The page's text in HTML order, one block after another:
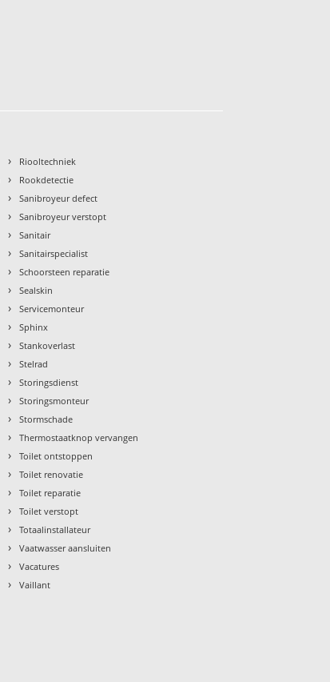
› Riooltechniek
› Rookdetectie
› Sanibroyeur defect
› Sanibroyeur verstopt
› Sanitair
› Sanitairspecialist
› Schoorsteen reparatie
› Sealskin
› Servicemonteur
› Sphinx
› Stankoverlast
› Stelrad
› Storingsdienst
› Storingsmonteur
› Stormschade
› Thermostaatknop vervangen
› Toilet ontstoppen
› Toilet renovatie
› Toilet reparatie
› Toilet verstopt
› Totaalinstallateur
› Vaatwasser aansluiten
› Vacatures
› Vaillant